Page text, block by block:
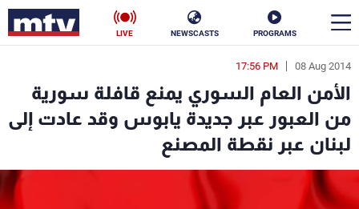
PROGRAMS
NEWSCASTS
LIVE
08 Aug 2014
17:56 PM
الأمن العام السوري يمنع قافلة سورية
من العبور عبر جديدة يابوس وقد عادت إلى
لبنان عبر نقطة المصنع
en
الأخبار
سياسة ناس
إقتصاد